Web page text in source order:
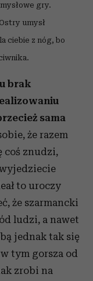
gry.
umysł
ciebie z nóg, bo
brak
sama
że razem
coś znudzi,
to uroczy
że szarmancki
ludzi, a nawet
jednak tak się
tym gorsza od
zrobi na